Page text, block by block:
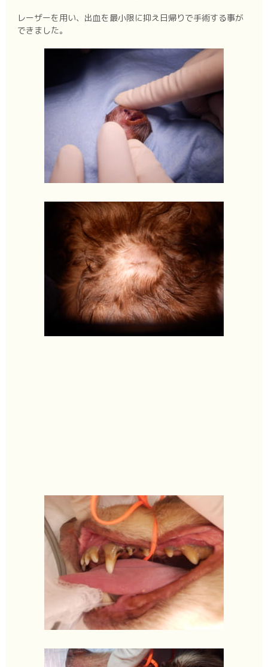
レーザーを用い、出血を最小限に抑え日帰りで手術する事が
できました。